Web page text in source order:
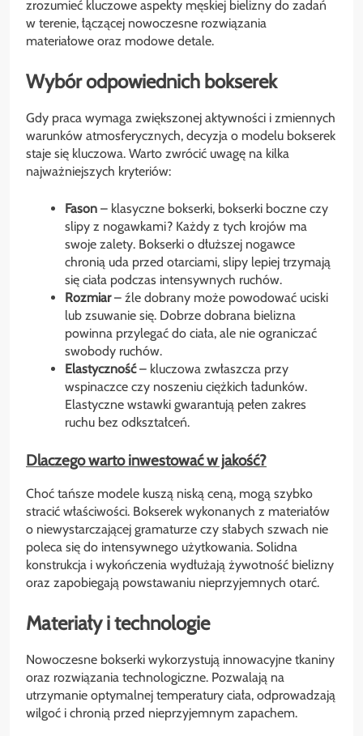
zrozumieć kluczowe aspekty męskiej bielizny do zadań
w terenie, łączącej nowoczesne rozwiązania
materiałowe oraz modowe detale.
Wybór odpowiednich bokserek
Gdy praca wymaga zwiększonej aktywności i zmiennych
warunków atmosferycznych, decyzja o modelu bokserek
staje się kluczowa. Warto zwrócić uwagę na kilka
najważniejszych kryteriów:
Fason – klasyczne bokserki, bokserki boczne czy
slipy z nogawkami? Każdy z tych krojów ma
swoje zalety. Bokserki o dłuższej nogawce
chronią uda przed otarciami, slipy lepiej trzymają
się ciała podczas intensywnych ruchów.
Rozmiar– źle dobrany może powodować uciski
lub zsuwanie się. Dobrze dobrana bielizna
powinna przylegać do ciała, ale nie ograniczać
swobody ruchów.
Elastyczność– kluczowa zwłaszcza przy
wspinaczce czy noszeniu ciężkich ładunków.
Elastyczne wstawki gwarantują pełen zakres
ruchu bez odkształceń.
Dlaczego warto inwestować w jakość?
Choć tańsze modele kuszą niską ceną, mogą szybko
stracić właściwości. Bokserek wykonanych z materiałów
o niewystarczającej gramaturze czy słabych szwach nie
poleca się do intensywnego użytkowania. Solidna
konstrukcja i wykończenia wydłużają żywotność bielizny
oraz zapobiegają powstawaniu nieprzyjemnych otarć.
Materiały i technologie
Nowoczesne bokserki wykorzystują innowacyjne tkaniny
oraz rozwiązania technologiczne. Pozwalają na
utrzymanie optymalnej temperatury ciała, odprowadzają
wilgoć i chronią przed nieprzyjemnym zapachem.